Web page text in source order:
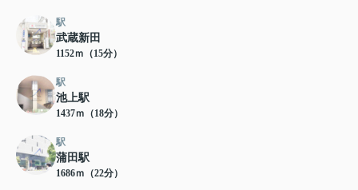
駅
武蔵新田
1152ｍ（15分）
駅
池上駅
1437ｍ（18分）
駅
蒲田駅
1686ｍ（22分）